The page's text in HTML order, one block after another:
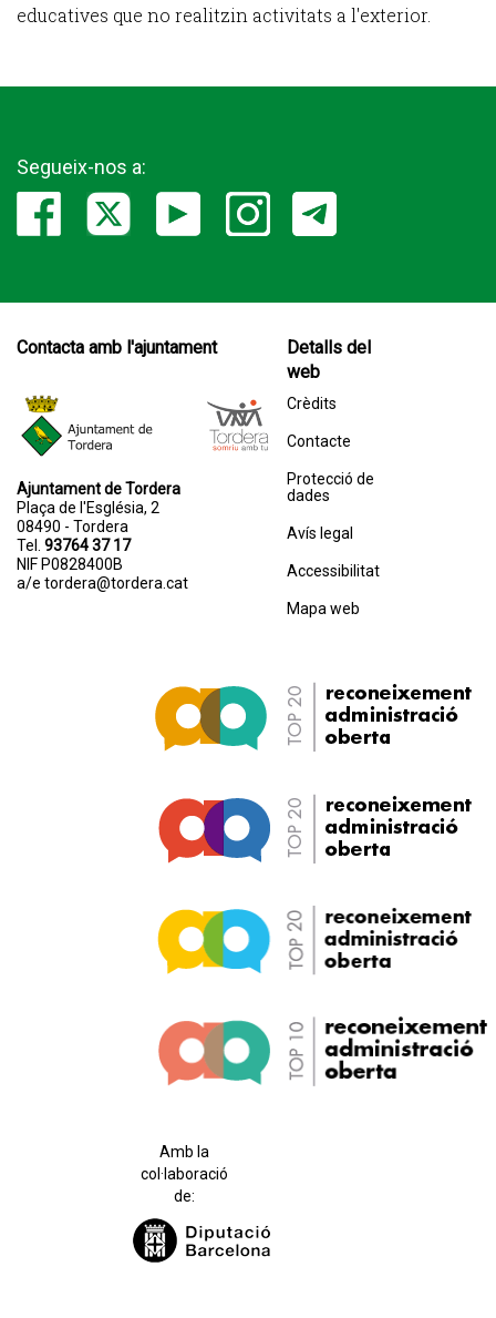
educatives que no realitzin activitats a l'exterior.
Segueix-nos a:
Contacta amb l'ajuntament
Ajuntament de Tordera
Plaça de l'Església, 2
08490 - Tordera
Tel. 93764 37 17
NIF P0828400B
a/e tordera@tordera.cat
Detalls del
web
Crèdits
Contacte
Protecció de
dades
Avís legal
Accessibilitat
Mapa web
Amb la
col·laboració
de: